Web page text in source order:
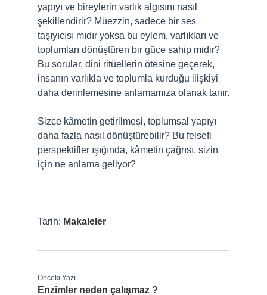
yapıyı ve bireylerin varlık algısını nasıl
şekillendirir? Müezzin, sadece bir ses
taşıyıcısı mıdır yoksa bu eylem, varlıkları ve
toplumları dönüştüren bir güce sahip midir?
Bu sorular, dini ritüellerin ötesine geçerek,
insanın varlıkla ve toplumla kurduğu ilişkiyi
daha derinlemesine anlamamıza olanak tanır.
Sizce kâmetin getirilmesi, toplumsal yapıyı
daha fazla nasıl dönüştürebilir? Bu felsefi
perspektifler ışığında, kâmetin çağrısı, sizin
için ne anlama geliyor?
Tarih: Makaleler
Önceki Yazı
Enzimler neden çalışmaz ?